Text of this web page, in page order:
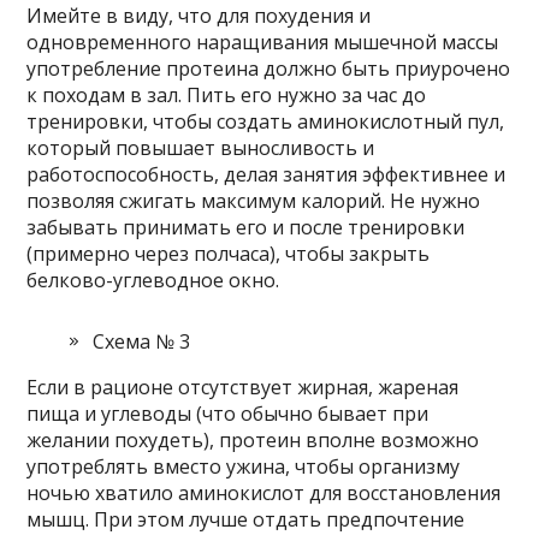
Имейте в виду, что для похудения и
одновременного наращивания мышечной массы
употребление протеина должно быть приурочено
к походам в зал. Пить его нужно за час до
тренировки, чтобы создать аминокислотный пул,
который повышает выносливость и
работоспособность, делая занятия эффективнее и
позволяя сжигать максимум калорий. Не нужно
забывать принимать его и после тренировки
(примерно через полчаса), чтобы закрыть
белково-углеводное окно.
Схема № 3
Если в рационе отсутствует жирная, жареная
пища и углеводы (что обычно бывает при
желании похудеть), протеин вполне возможно
употреблять вместо ужина, чтобы организму
ночью хватило аминокислот для восстановления
мышц. При этом лучше отдать предпочтение